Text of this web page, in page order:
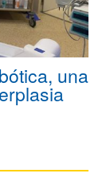
una